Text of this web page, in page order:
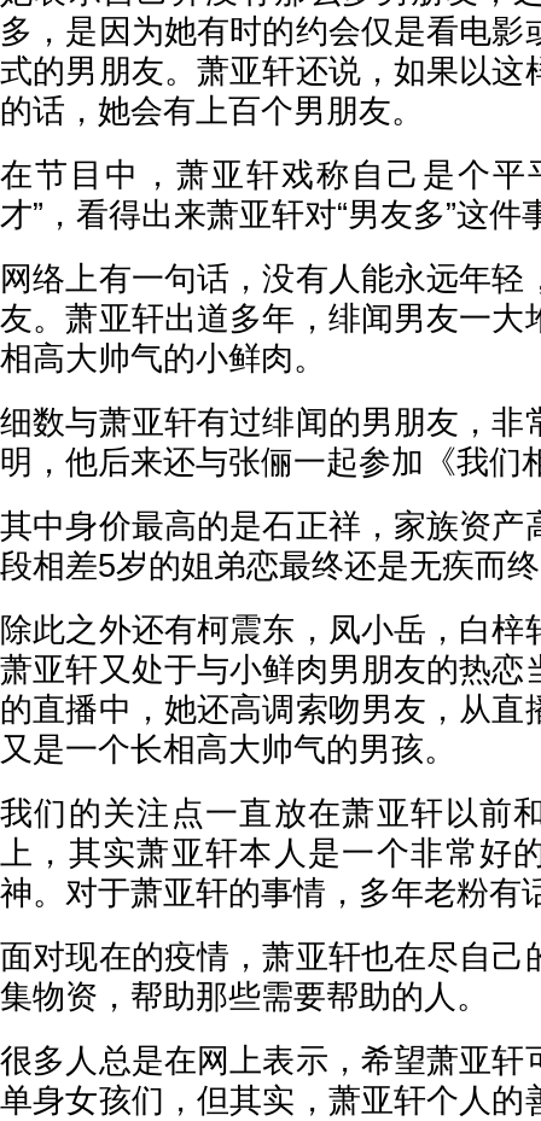
多，是因为她有时的约会仅是看电影
式的男朋友。萧亚轩还说，如果以这
的话，她会有上百个男朋友。
在节目中，萧亚轩戏称自己是个平
才”，看得出来萧亚轩对“男友多”这件
网络上有一句话，没有人能永远年轻
友。萧亚轩出道多年，绯闻男友一大
相高大帅气的小鲜肉。
细数与萧亚轩有过绯闻的男朋友，非
明，他后来还与张俪一起参加《我们
其中身价最高的是石正祥，家族资产
段相差5岁的姐弟恋最终还是无疾而
除此之外还有柯震东，凤小岳，白梓
萧亚轩又处于与小鲜肉男朋友的热恋
的直播中，她还高调索吻男友，从直
又是一个长相高大帅气的男孩。
我们的关注点一直放在萧亚轩以前
上，其实萧亚轩本人是一个非常好
神。对于萧亚轩的事情，多年老粉有
面对现在的疫情，萧亚轩也在尽自己
集物资，帮助那些需要帮助的人。
很多人总是在网上表示，希望萧亚轩
单身女孩们，但其实，萧亚轩个人的